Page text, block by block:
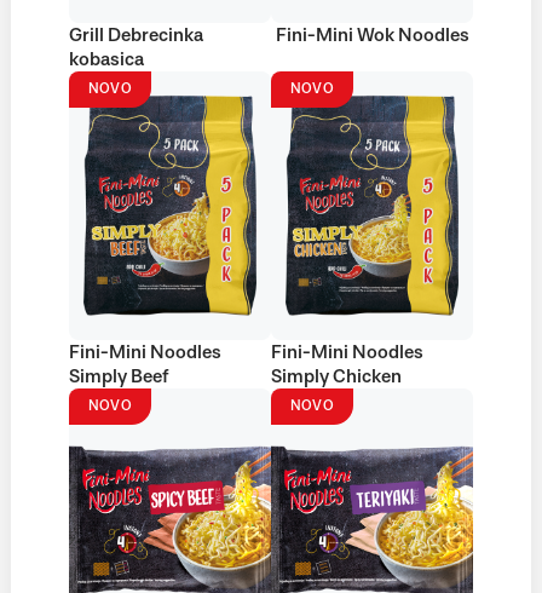
Grill Debrecinka
kobasica
Fini-Mini Wok Noodles
NOVO
Fini-Mini Noodles
Simply Beef
NOVO
Fini-Mini Noodles
Simply Chicken
NOVO NOVO